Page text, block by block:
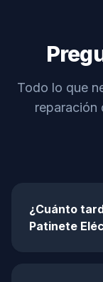
Todo lo que
reparación
¿Cuánto
Patinete